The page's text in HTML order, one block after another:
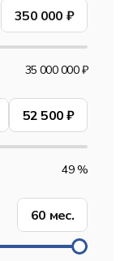
350 000 ₽
35 000 000 ₽
52 500 ₽
49 %
60 мес.